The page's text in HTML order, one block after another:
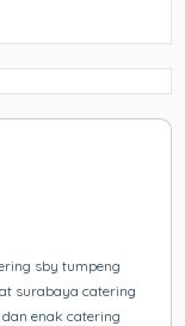
sby tumpeng
surabaya catering
enak catering